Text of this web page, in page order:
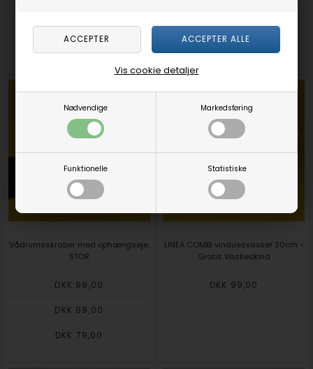
Nødvendige Markedsføring
Funktionelle Statistiske
Vis cookie detaljer
Vådrumsskraber med ophængsøje,
STOR
DKK 99,00
DKK 89,00
DKK 79,00
LINEA COMBI vinduesvasker 30cm -
Gratis Vaskeskind
DKK 99,00